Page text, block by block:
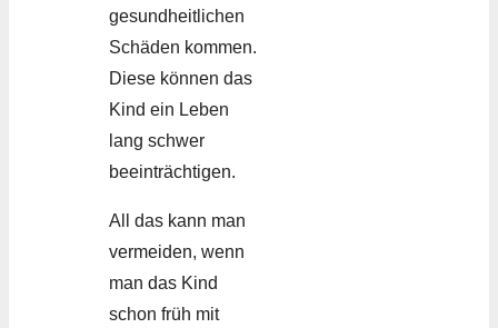
gesundheitlichen
Schäden kommen.
Diese können das
Kind ein Leben
lang schwer
beeinträchtigen.
All das kann man
vermeiden, wenn
man das Kind
schon früh mit